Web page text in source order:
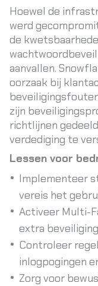
Hoewel de
werd
de
aanvallen.
oorzaak bij
zijn
richtlijnen
verdediging te
Lessen voor
Implementeer
vereis het
Activeer Multi-
extra
Controleer
inlogpogingen
Zorg voor